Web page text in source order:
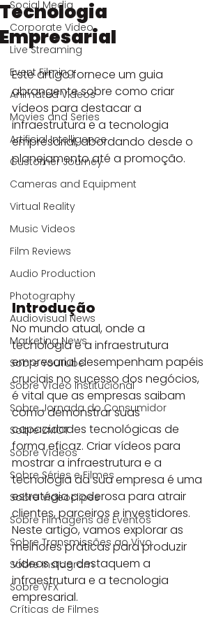
Social Media
Corporate Video
Live Streaming
Event Filming
Animated Videos
Movies and Series
Artificial Intelligence
Customer Journey
Cameras and Equipment
Virtual Reality
Music Videos
Film Reviews
Audio Production
Photography
Audiovisual News
Marketing News
Sobre YouTube
Sobre Vídeo Institucional
Sobre Jornada do Consumidor
Sobre ZMOT
Sobre Vídeos
Sobre Séries e Filmes
Sobre Videoclipes
Sobre Filmagens de Eventos
Sobre Transmissões ao Vivo
Sobre Instagram
Sobre VFX
Críticas de Filmes
Tecnologia
Empresarial
Este artigo fornece um guia
abrangente sobre como criar
vídeos para destacar a
infraestrutura e a tecnologia
empresarial, abordando desde o
planejamento até a promoção.
Introdução
No mundo atual, onde a
tecnologia e a infraestrutura
empresarial desempenham papéis
cruciais no sucesso dos negócios,
é vital que as empresas saibam
como demonstrar suas
capacidades tecnológicas de
forma eficaz. Criar vídeos para
mostrar a infraestrutura e a
tecnologia da sua empresa é uma
estratégia poderosa para atrair
clientes, parceiros e investidores.
Neste artigo, vamos explorar as
melhores práticas para produzir
vídeos que destaquem a
infraestrutura e a tecnologia
empresarial.